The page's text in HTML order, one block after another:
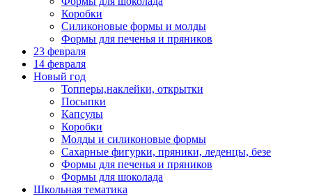
Коробки
Силиконовые формы и молды
Формы для печенья и пряников
23 февраля
14 февраля
Новый год
Топперы,наклейки, открытки
Посыпки
Капсулы
Коробки
Молды и силиконовые формы
Сахарные фигурки, пряники, леденцы, безе
Формы для печенья и пряников
Формы для шоколада
Школьная тематика